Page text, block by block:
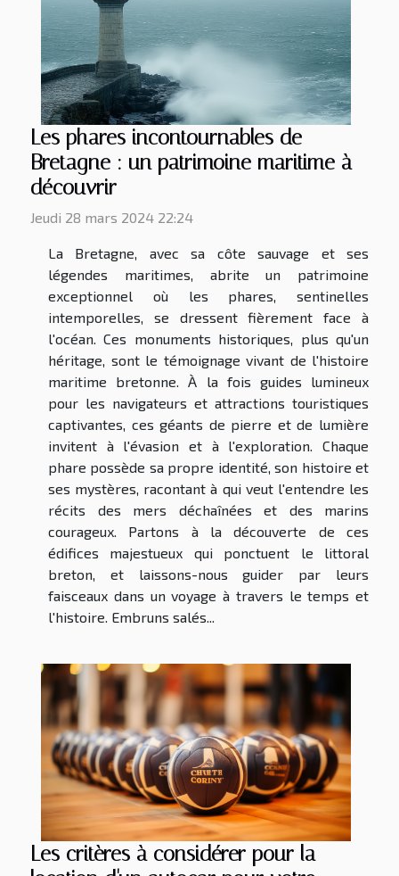
Les phares incontournables de
Bretagne : un patrimoine maritime à
découvrir
Jeudi 28 mars 2024 22:24
La Bretagne, avec sa côte sauvage et ses
légendes maritimes, abrite un patrimoine
exceptionnel où les phares, sentinelles
intemporelles, se dressent fièrement face à
l'océan. Ces monuments historiques, plus qu'un
héritage, sont le témoignage vivant de l'histoire
maritime bretonne. À la fois guides lumineux
pour les navigateurs et attractions touristiques
captivantes, ces géants de pierre et de lumière
invitent à l'évasion et à l'exploration. Chaque
phare possède sa propre identité, son histoire et
ses mystères, racontant à qui veut l'entendre les
récits des mers déchaînées et des marins
courageux. Partons à la découverte de ces
édifices majestueux qui ponctuent le littoral
breton, et laissons-nous guider par leurs
faisceaux dans un voyage à travers le temps et
l'histoire. Embruns salés...
Les critères à considérer pour la